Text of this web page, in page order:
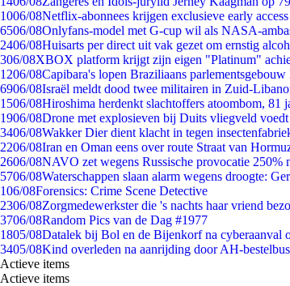
1006/08Netflix-abonnees krijgen exclusieve early
6506/08Onlyfans-model met G-cup wil als NASA-
2406/08Huisarts per direct uit vak gezet om ernstig
306/08XBOX platform krijgt zijn eigen "Platinum"
1206/08Capibara's lopen Braziliaans
6906/08Israël meldt dood twee militairen in Zuid-
1506/08Hiroshima herdenkt slachtoffers atoombom, 81
1906/08Drone met explosieven bij Duits vliegveld
3406/08Wakker Dier dient klacht in tegen
2206/08Iran en Oman eens over route Straat van
2606/08NAVO zet wegens Russische provocatie 250%
5706/08Waterschappen slaan alarm wegens droogte:
106/08Forensics: Crime Scene Detective
2306/08Zorgmedewerkster die 's nachts haar vriend
3706/08Random Pics van de Dag #1977
1805/08Datalek bij Bol en de Bijenkorf na cyberaanval
3405/08Kind overleden na aanrijding door AH-
Actieve items
Actieve items